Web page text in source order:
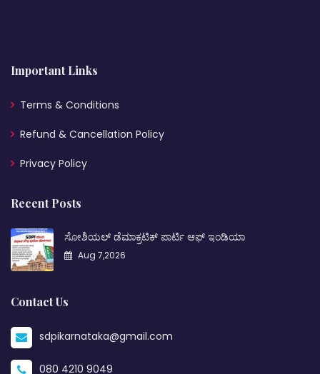
Important Links
Terms & Conditions
Refund & Cancellation Policy
Privacy Policy
Recent Posts
ಸೋಶಿಯಲ್ ಡೆಮಾಕ್ರಟಿಕ್ ಪಾರ್ಟಿ ಆಫ್ ಇಂಡಿಯಾ
Aug 7,2026
Contact Us
sdpikarnataka@gmail.com
080 4210 9049